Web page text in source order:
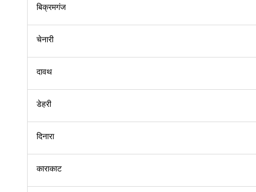
बिक्रमगंज
चेनारी
दावथ
डेहरी
दिनारा
काराकाट